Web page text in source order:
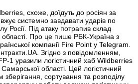
схоже, доїдуть до росіян за
системно завдавати ударів по
Росії. Під атаку потрапив склад
Про це пише РБК-Україна з
компанії Fire Point у Telegram.
Згідно з повідомленням,
1 уразили логістичний хаб Wildberries
області. Цей логістичний
сортування та розподілу